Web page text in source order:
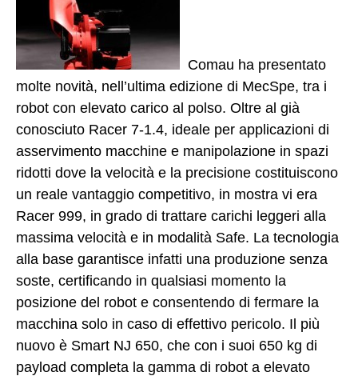
Comau ha presentato
molte novità, nell’ultima edizione di MecSpe, tra i
robot con elevato carico al polso. Oltre al già
conosciuto Racer 7-1.4, ideale per applicazioni di
asservimento macchine e manipolazione in spazi
ridotti dove la velocità e la precisione costituiscono
un reale vantaggio competitivo, in mostra vi era
Racer 999, in grado di trattare carichi leggeri alla
massima velocità e in modalità Safe. La tecnologia
alla base garantisce infatti una produzione senza
soste, certificando in qualsiasi momento la
posizione del robot e consentendo di fermare la
macchina solo in caso di effettivo pericolo. Il più
nuovo è Smart NJ 650, che con i suoi 650 kg di
payload completa la gamma di robot a elevato